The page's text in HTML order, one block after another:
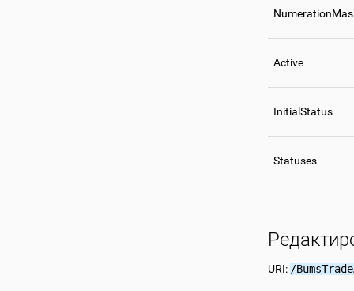
Active
InitialStatus
Statuses
URI: /